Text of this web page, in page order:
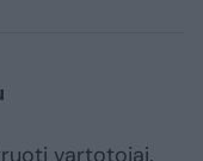
vartotojai.